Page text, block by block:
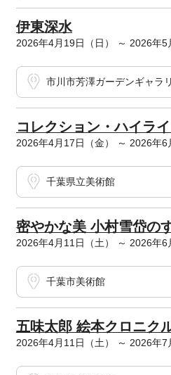
伊東深水
2026年4月19日（日） ～ 2026年5
市川市芳澤ガーデンギャラ
コレクション・ハイライ
2026年4月17日（金） ～ 2026年6
千葉県立美術館
密やかな美 小村雪岱の
2026年4月11日（土） ～ 2026年6
千葉市美術館
五味太郎 絵本クロニク
2026年4月11日（土） ～ 2026年7